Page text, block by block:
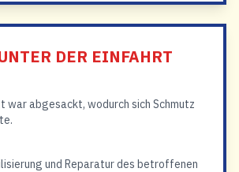
DER EINFAHRT
war abgesackt, wodurch sich Schmutz
und Reparatur des betroffenen